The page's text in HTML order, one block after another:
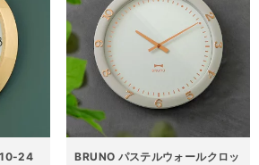
24
BRUNO パステルウォールクロッ